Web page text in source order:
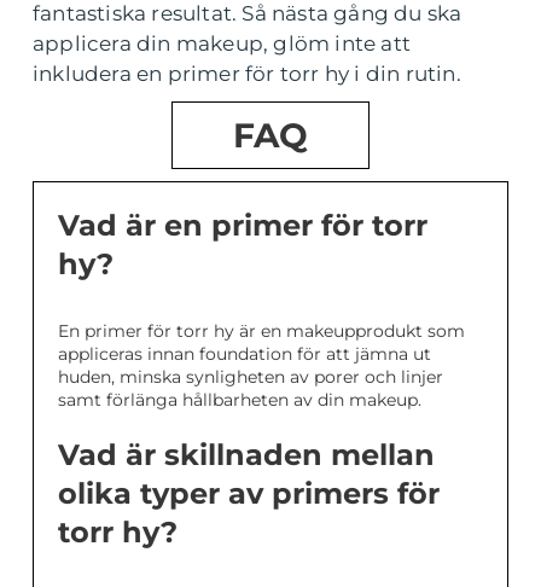
fantastiska resultat. Så nästa gång du ska
applicera din makeup, glöm inte att
inkludera en primer för torr hy i din rutin.
FAQ
Vad är en primer för torr
hy?
En primer för torr hy är en makeupprodukt som
appliceras innan foundation för att jämna ut
huden, minska synligheten av porer och linjer
samt förlänga hållbarheten av din makeup.
Vad är skillnaden mellan
olika typer av primers för
torr hy?